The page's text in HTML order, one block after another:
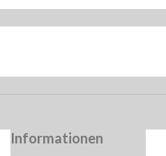
Informationen